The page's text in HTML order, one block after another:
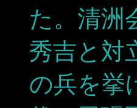
た。清洲
秀吉と対
の兵を挙